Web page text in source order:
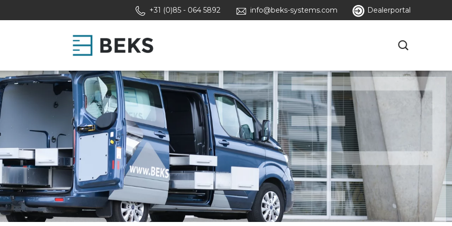
+31 (0)85 - 064 5892 info@beks-systems.com Dealerportal